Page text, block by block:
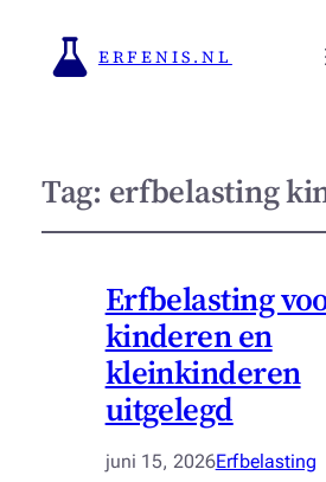
ERFENIS.NL
Tag: erfbelasting
Erfbelasting
kinderen en
kleinkinderen
uitgelegd
juni 15, 2026Erfbelasting